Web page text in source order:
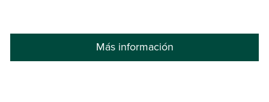
Más información